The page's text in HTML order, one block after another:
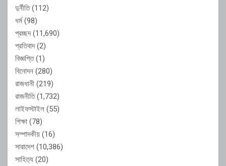
দুর্নীতি(112)
ধর্ম(98)
প্রচ্ছদ(11,690)
প্রতিবাদ(2)
বিজ্ঞপ্তি(1)
বিনোদন (280)
রাজধানী (219)
রাজনীতি(1,732)
লাইফস্টাইল (55)
শিক্ষা (78)
সম্পাদকীয় (16)
সারাদেশ (10,386)
সাহিত্য (20)